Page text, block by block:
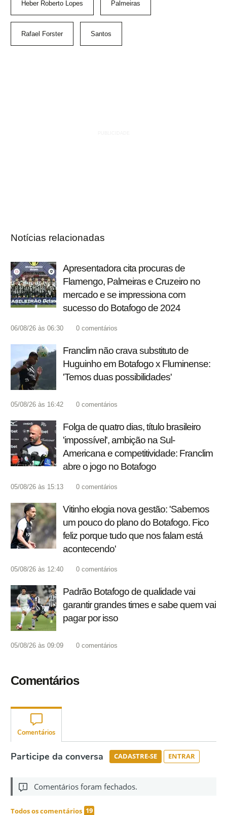
Heber Roberto Lopes Palmeiras
Rafael Forster Santos
Notícias relacionadas
Apresentadora cita procuras de
Flamengo, Palmeiras e Cruzeiro no
mercado e se impressiona com
sucesso do Botafogo de 2024
06/08/26 às 06:30 0 comentários
Franclim não crava substituto de
Huguinho em Botafogo x Fluminense:
'Temos duas possibilidades'
05/08/26 às 16:42 0 comentários
Folga de quatro dias, título brasileiro
'impossível', ambição na Sul-
Americana e competitividade: Franclim
abre o jogo no Botafogo
05/08/26 às 15:13 0 comentários
Vitinho elogia nova gestão: 'Sabemos
um pouco do plano do Botafogo. Fico
feliz porque tudo que nos falam está
acontecendo'
05/08/26 às 12:40 0 comentários
Padrão Botafogo de qualidade vai
garantir grandes times e sabe quem vai
pagar por isso
05/08/26 às 09:09 0 comentários
Comentários